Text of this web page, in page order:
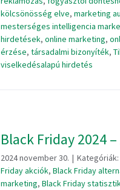
kölcsönösség elve, marketing
mesterséges intelligencia
hirdetések, online marketing,
érzése, társadalmi bizonyíték,
viselkedésalapú hirdetés
Black Friday 2024
2024 november 30. | Kategóriák:
Friday akciók, Black Friday
marketing, Black Friday